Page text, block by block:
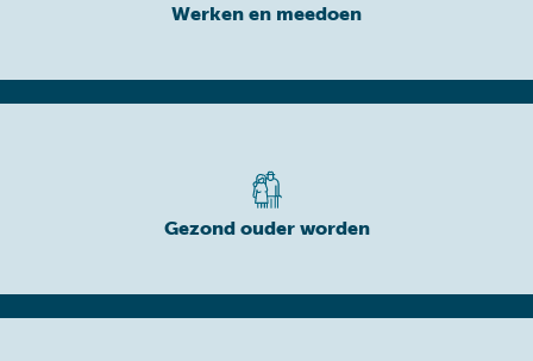
Werken en meedoen
Gezond ouder worden